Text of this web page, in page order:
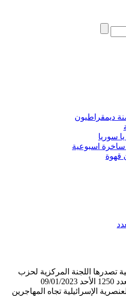
ديمقراطيون
سوريا
ساخرة اسبوعية
قهوة
تصدرها اللجنة المركزية لحزب
الإسرائيلية تجاه المهاجرين